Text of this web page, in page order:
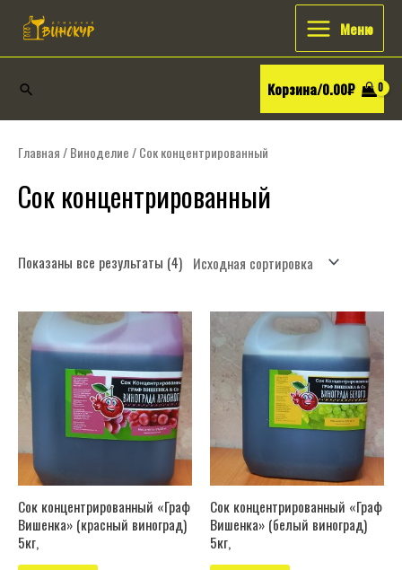
Перейти
содержимому
Main
Menu
Меню
Поиск Корзина/0.00₽
Главная/Виноделие/ Сок концентрированный
Сок концентрированный
Показаны все результаты (4)
Сок концентрированный «Граф
Вишенка» (красный виноград)
5кг,
Сок концентрированный «Граф
Вишенка» (белый виноград)
5кг,
Искать: